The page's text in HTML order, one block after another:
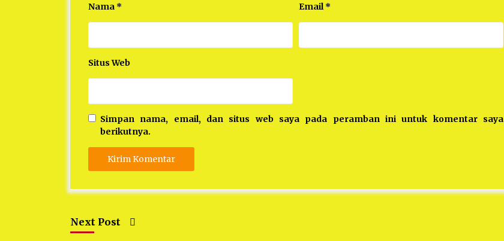
Nama * Email*
Situs Web
Simpan nama, email, dan situs web saya pada peramban ini untuk komentar saya
berikutnya.
Next Post